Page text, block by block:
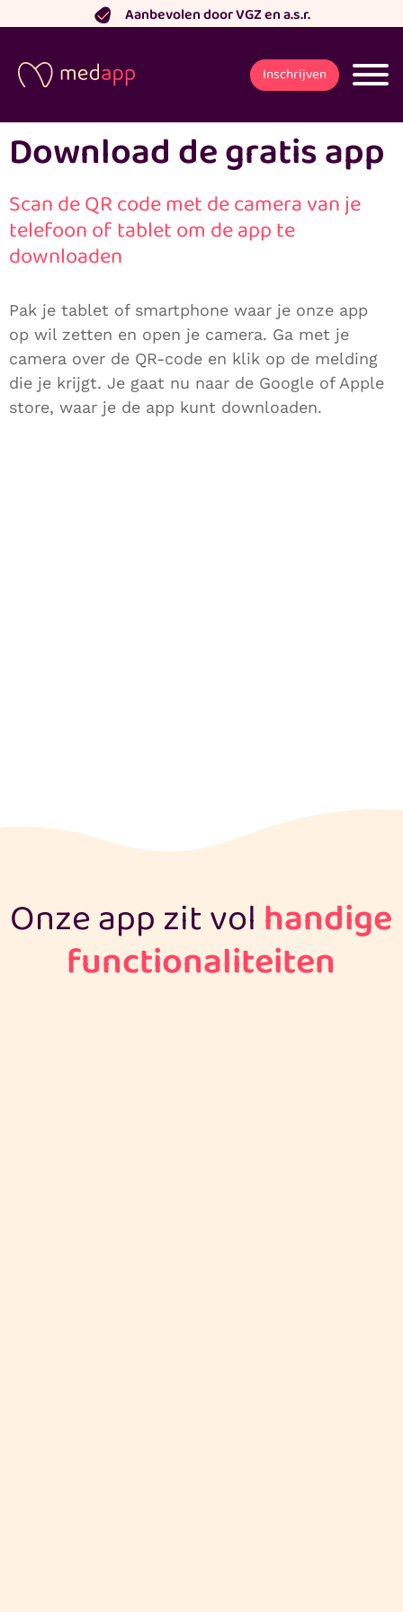
naar
inhoud
Aanbevolen door VGZ en a.s.r.
Inschrijven
Download de gratis app
Scan de QR code met de camera van je
telefoon of tablet om de app te
downloaden
Pak je tablet of smartphone waar je onze app
op wil zetten en open je camera. Ga met je
camera over de QR-code en klik op de melding
die je krijgt. Je gaat nu naar de Google of Apple
store, waar je de app kunt downloaden.
Onze app zit vol handige
functionaliteiten